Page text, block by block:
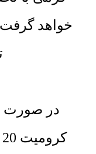
خواهد
در صورت